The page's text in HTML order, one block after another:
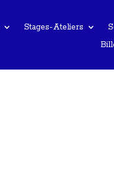
Stages-Ateliers